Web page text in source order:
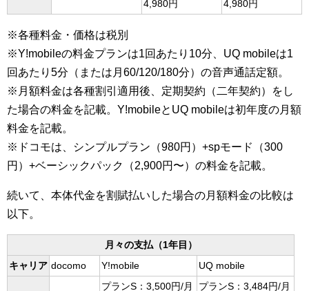
4,980円
4,980円
※各種料金・価格は税別
※Y!mobileの料金プランは1回あたり10分、UQ mobileは1
回あたり5分（または月60/120/180分）の音声通話定額。
※月額料金は各種割引適用後、定期契約（二年契約）をし
た場合の料金を記載。Y!mobileとUQ mobileは初年度の月額
料金を記載。
※ドコモは、シンプルプラン（980円）+spモード（300
円）+ベーシックパック（2,900円〜）の料金を記載。
続いて、本体代金を割賦払いした場合の月額料金の比較は
以下。
月々の支払（1年目）
キャリア docomo Y!mobile
UQ mobile
プランS：3,500円/月
プランS：3,484円/月